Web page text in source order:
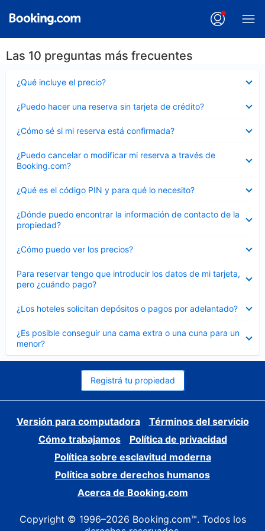
Las 10 preguntas más frecuentes
¿Qué incluye el precio?
cerrado
¿Puedo hacer una reserva sin tarjeta de crédito?
cerrado
¿Cómo sé si mi reserva está confirmada?
cerrado
¿Puedo cancelar o modificar mi reserva a través de
Booking.com?
cerrado
¿Qué es el código PIN y para qué lo necesito?
cerrado
¿Dónde puedo encontrar la información de contacto de la
propiedad?
cerrado
¿Cómo puedo ver los precios?
cerrado
Para reservar tengo que introducir los datos de mi tarjeta,
pero ¿cuándo pago?
cerrado
¿Los hoteles solicitan depósitos o pagos por adelantado?
cerrado
¿Es posible conseguir una cama extra o una cuna para un
menor?
cerrado
Registrá tu propiedad
Versión para computadora
Términos del servicio
Cómo trabajamos
Política de privacidad
Política sobre esclavitud moderna
Política sobre derechos humanos
Acerca de Booking.com
Copyright © 1996–2026 Booking.com™. Todos los